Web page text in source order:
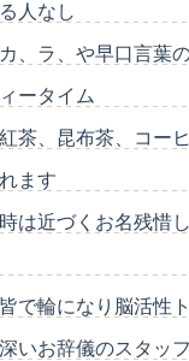
人なし
、ラ、や早口言葉
ータイム
茶、昆布茶、コー
ます
は近づくお名残惜
で輪になり脳活性
いお辞儀のスタッ